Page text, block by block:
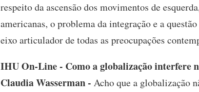
respeito da ascensão dos movimentos de
americanas, o problema da integração e a
eixo articulador de todas as preocupações
IHU On-Line - Como a globalização interfere
Claudia Wasserman - Acho que a globalização